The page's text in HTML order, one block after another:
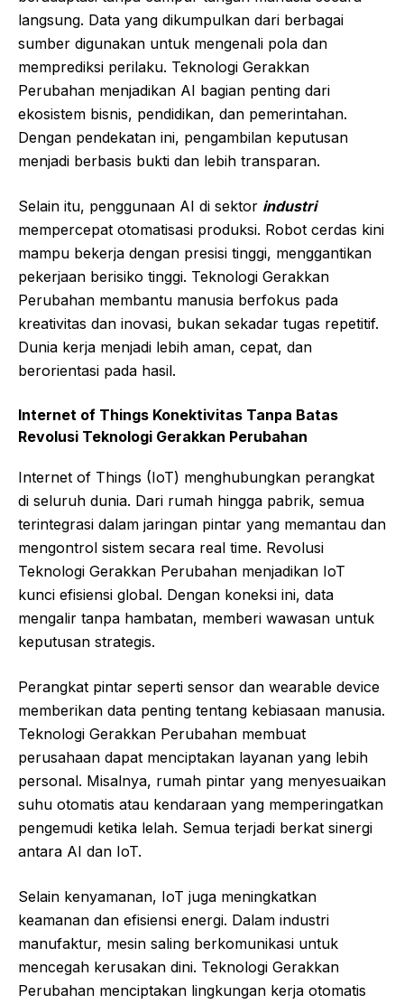
langsung. Data yang dikumpulkan dari berbagai
sumber digunakan untuk mengenali pola dan
memprediksi perilaku. Teknologi Gerakkan
Perubahan menjadikan AI bagian penting dari
ekosistem bisnis, pendidikan, dan pemerintahan.
Dengan pendekatan ini, pengambilan keputusan
menjadi berbasis bukti dan lebih transparan.
Selain itu, penggunaan AI di sektor industri
mempercepat otomatisasi produksi. Robot cerdas kini
mampu bekerja dengan presisi tinggi, menggantikan
pekerjaan berisiko tinggi. Teknologi Gerakkan
Perubahan membantu manusia berfokus pada
kreativitas dan inovasi, bukan sekadar tugas repetitif.
Dunia kerja menjadi lebih aman, cepat, dan
berorientasi pada hasil.
Internet of Things Konektivitas Tanpa Batas
Revolusi Teknologi Gerakkan Perubahan
Internet of Things (IoT) menghubungkan perangkat
di seluruh dunia. Dari rumah hingga pabrik, semua
terintegrasi dalam jaringan pintar yang memantau dan
mengontrol sistem secara real time. Revolusi
Teknologi Gerakkan Perubahan menjadikan IoT
kunci efisiensi global. Dengan koneksi ini, data
mengalir tanpa hambatan, memberi wawasan untuk
keputusan strategis.
Perangkat pintar seperti sensor dan wearable device
memberikan data penting tentang kebiasaan manusia.
Teknologi Gerakkan Perubahan membuat
perusahaan dapat menciptakan layanan yang lebih
personal. Misalnya, rumah pintar yang menyesuaikan
suhu otomatis atau kendaraan yang memperingatkan
pengemudi ketika lelah. Semua terjadi berkat sinergi
antara AI dan IoT.
Selain kenyamanan, IoT juga meningkatkan
keamanan dan efisiensi energi. Dalam industri
manufaktur, mesin saling berkomunikasi untuk
mencegah kerusakan dini. Teknologi Gerakkan
Perubahan menciptakan lingkungan kerja otomatis